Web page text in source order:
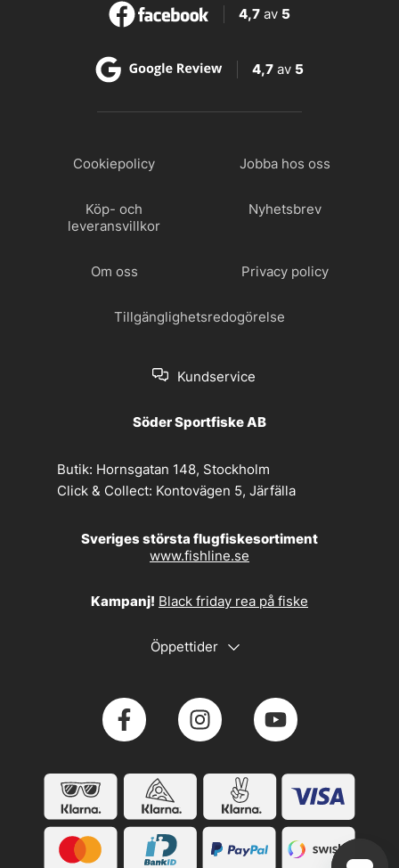
4,7 av 5
4,7 av 5
Cookiepolicy Jobba hos oss
Köp- och
leveransvillkor
Nyhetsbrev
Om oss Privacy policy
Tillgänglighetsredogörelse
Kundservice
Söder Sportfiske AB
Butik: Hornsgatan 148, Stockholm
Click & Collect: Kontovägen 5, Järfälla
Sveriges största flugfiskesortiment
www.fishline.se
Kampanj! Black friday rea på fiske
Öppettider